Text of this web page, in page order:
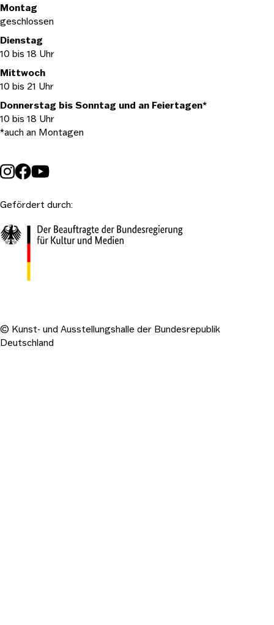
Gefördert durch:
Öffnungszeiten
Montag
geschlossen
Dienstag
10 bis 18 Uhr
Mittwoch
10 bis 21 Uhr
Donnerstag bis Sonntag und an Feiertagen*
10 bis 18 Uhr
*auch an Montagen
© Kunst- und Ausstellungshalle der Bundesrepublik
Deutschland